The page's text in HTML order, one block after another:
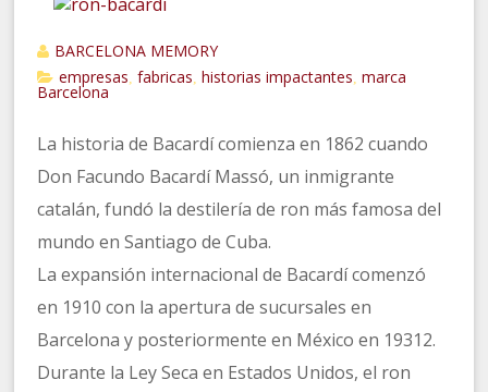
BARCELONA MEMORY
empresas
,fabricas historias impactantes ,marca
Barcelona
La historia de Bacardí comienza en 1862 cuando
Don Facundo Bacardí Massó, un inmigrante
catalán, fundó la destilería de ron más famosa del
mundo en Santiago de Cuba.
La expansión internacional de Bacardí comenzó
en 1910 con la apertura de sucursales en
Barcelona y posteriormente en México en 19312.
Durante la Ley Seca en Estados Unidos, el ron